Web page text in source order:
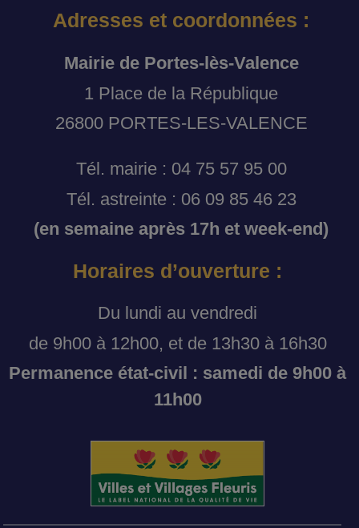
Adresses et coordonnées :
Mairie de Portes-lès-Valence
1 Place de la République
26800 PORTES-LES-VALENCE
Tél. mairie : 04 75 57 95 00
Tél. astreinte : 06 09 85 46 23
(en semaine après 17h et week-end)
Horaires d’ouverture :
Du lundi au vendredi
de 9h00 à 12h00, et de 13h30 à 16h30
Permanence état-civil : samedi de 9h00 à
11h00